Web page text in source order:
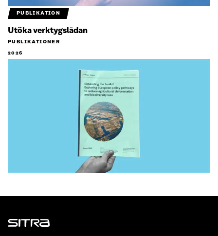
PUBLIKATION
Utöka verktygslådan
PUBLIKATIONER
2026
Sitra